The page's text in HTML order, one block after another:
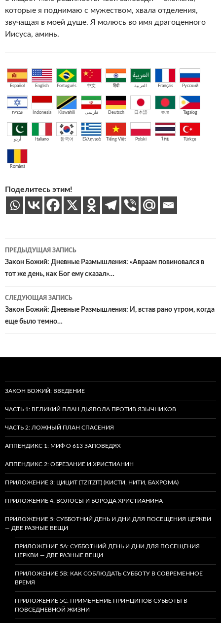
которые я поднимаю с мужеством, хвала отделения,
звучащая в моей душе. Я молюсь во имя драгоценного
Иисуса, аминь.
Español English Português 中文 हिंदी العربية Français Русский
עברית Indonesia Kiswahili فارسی Deutsch 日本語 বাংলা Tagalog
اُردو Italiano 한국어 Ελληνικά Tiếng Việt Polski ไทย Türkçe
Română
Поделитесь этим!
Навигация
по
записям
ПРЕДЫДУЩАЯ ЗАПИСЬ
Закон Божий: Дневные Размышления: «Авраам повиновался в
тот же день, как Бог ему сказал»…
СЛЕДУЮЩАЯ ЗАПИСЬ
Закон Божий: Дневные Размышления: И, встав рано утром, когда
еще было темно…
ЗАКОН БОЖИЙ: ВВЕДЕНИЕ
ЧАСТЬ 1: ВЕЛИКИЙ ПЛАН ДЬЯВОЛА ПРОТИВ ЯЗЫЧНИКОВ
ЧАСТЬ 2: ЛОЖНЫЙ ПЛАН СПАСЕНИЯ
АППЕНДИКС 1: МИФ О 613 ЗАПОВЕДЯХ
АППЕНДИКС 2: ОБРЕЗАНИЕ И ХРИСТИАНИН
ПРИЛОЖЕНИЕ 3: ЦИЦИТ (TZITZIT) (КИСТИ, НИТИ, БАХРОМА)
ПРИЛОЖЕНИЕ 4: ВОЛОСЫ И БОРОДА ХРИСТИАНИНА
ПРИЛОЖЕНИЕ 5: СУББОТНИЙ ДЕНЬ И ДНИ ДЛЯ ПОСЕЩЕНИЯ ЦЕРКВИ
— ДВЕ РАЗНЫЕ ВЕЩИ
ПРИЛОЖЕНИЕ 5A: СУББОТНИЙ ДЕНЬ И ДНИ ДЛЯ ПОСЕЩЕНИЯ
ЦЕРКВИ — ДВЕ РАЗНЫЕ ВЕЩИ
ПРИЛОЖЕНИЕ 5B: КАК СОБЛЮДАТЬ СУББОТУ В СОВРЕМЕННОЕ
ВРЕМЯ
ПРИЛОЖЕНИЕ 5C: ПРИМЕНЕНИЕ ПРИНЦИПОВ СУББОТЫ В
ПОВСЕДНЕВНОЙ ЖИЗНИ